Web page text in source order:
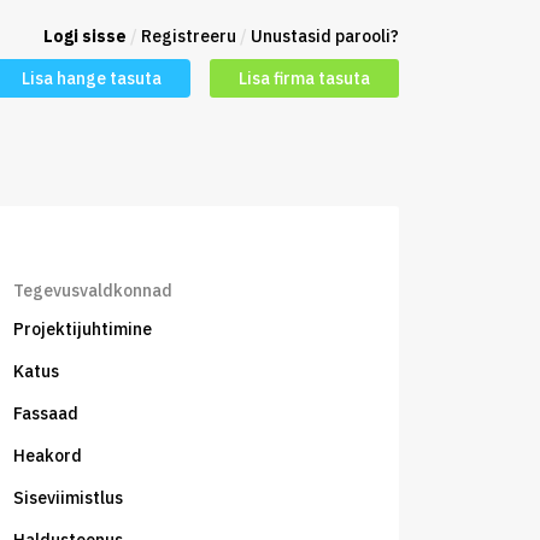
Logi sisse / Registreeru / Unustasid parooli?
Lisa hange tasuta
Lisa firma tasuta
Tegevusvaldkonnad
Projektijuhtimine
Katus
Fassaad
Heakord
Siseviimistlus